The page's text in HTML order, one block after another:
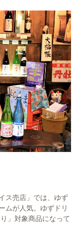
ス売店」では、ゆず
ムが人気。ゆずドリ
」対象商品になって